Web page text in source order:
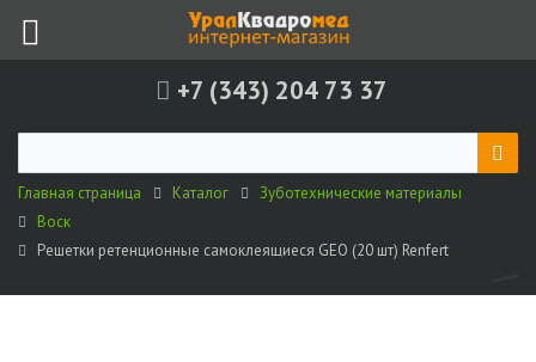
+7 (343) 204 73 37
Главная страница Каталог
Зуботехнические материалы
Воск
Решетки ретенционные самоклеящиеся GEO (20 шт) Renfert